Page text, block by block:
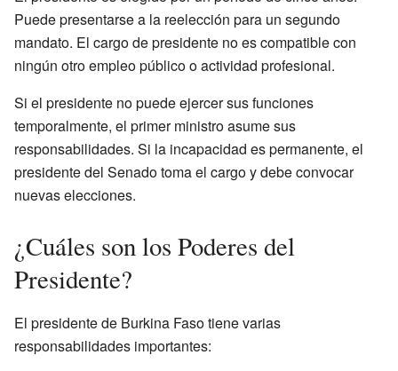
Puede presentarse a la reelección para un segundo
mandato. El cargo de presidente no es compatible con
ningún otro empleo público o actividad profesional.
Si el presidente no puede ejercer sus funciones
temporalmente, el primer ministro asume sus
responsabilidades. Si la incapacidad es permanente, el
presidente del Senado toma el cargo y debe convocar
nuevas elecciones.
¿Cuáles son los Poderes del
Presidente?
El presidente de Burkina Faso tiene varias
responsabilidades importantes: